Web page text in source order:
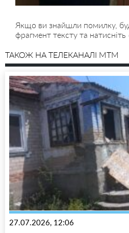
Якщо ви знайшли помилку,
фрагмент тексту та натисніть
ТАКОЖ НА ТЕЛЕКАНАЛІ MTM
27.07.2026, 12:06